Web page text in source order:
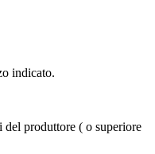
indicato.
del produttore ( o superiore